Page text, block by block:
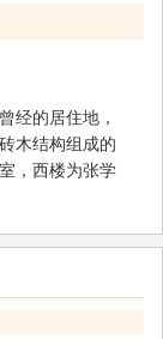
经的居住地，
木结构组成的
，西楼为张学